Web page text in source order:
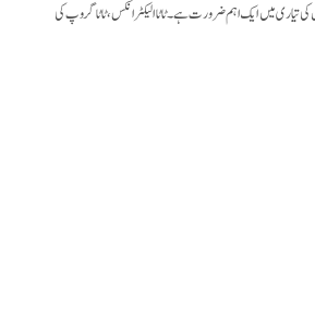
میں ایک اہم ضرورت ہے ۔ ٹاٹا الیکٹرانکس ، ٹاٹا گروپ کی